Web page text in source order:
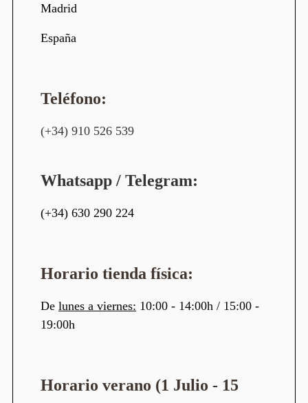
Madrid
España
Teléfono:
(+34) 910 526 539
Whatsapp / Telegram:
(+34) 630 290 224
Horario tienda física:
De lunes a viernes: 10:00 - 14:00h / 15:00 -
19:00h
Horario verano (1 Julio - 15